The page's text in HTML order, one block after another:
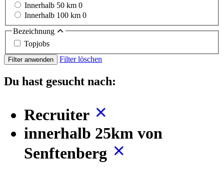
Innerhalb 50 km 0
Innerhalb 100 km 0
Bezeichnung
Topjobs
Filter anwenden Filter löschen
Du hast gesucht nach:
Recruiter
innerhalb 25km von
Senftenberg